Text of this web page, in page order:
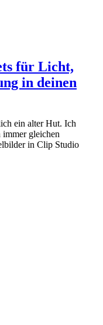
für Licht,
in deinen
ein alter Hut. Ich
gleichen
in Clip Studio